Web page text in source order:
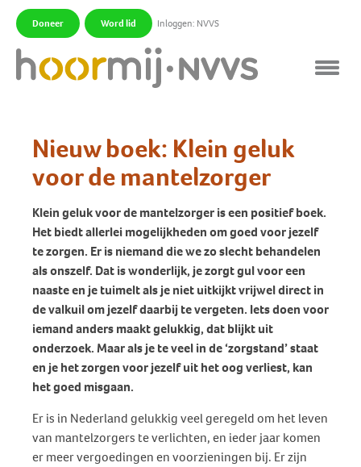
Doneer Word lid Inloggen: NVVS
Nieuw boek: Klein geluk
voor de mantelzorger
Klein geluk voor de mantelzorger is een positief boek.
Het biedt allerlei mogelijkheden om goed voor jezelf
te zorgen. Er is niemand die we zo slecht behandelen
als onszelf. Dat is wonderlijk, je zorgt gul voor een
naaste en je tuimelt als je niet uitkijkt vrijwel direct in
de valkuil om jezelf daarbij te vergeten. Iets doen voor
iemand anders maakt gelukkig, dat blijkt uit
onderzoek. Maar als je te veel in de ‘zorgstand’ staat
en je het zorgen voor jezelf uit het oog verliest, kan
het goed misgaan.
Er is in Nederland gelukkig veel geregeld om het leven
van mantelzorgers te verlichten, en ieder jaar komen
er meer vergoedingen en voorzieningen bij. Er zijn